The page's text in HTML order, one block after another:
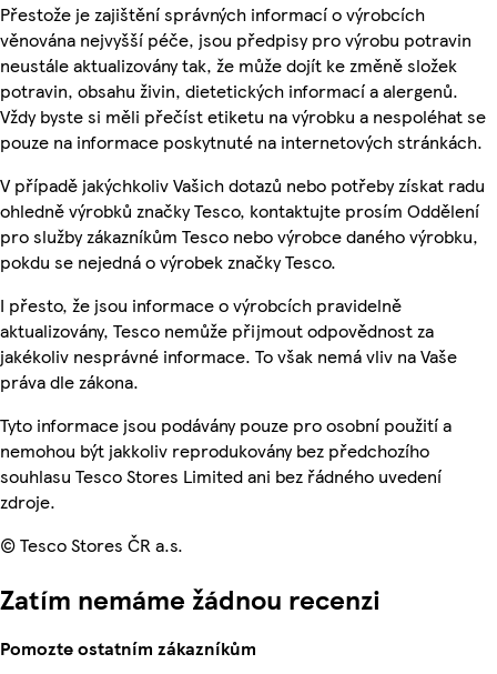
Přestože je zajištění správných informací o výrobcích
věnována nejvyšší péče, jsou předpisy pro výrobu potravin
neustále aktualizovány tak, že může dojít ke změně složek
potravin, obsahu živin, dietetických informací a alergenů.
Vždy byste si měli přečíst etiketu na výrobku a nespoléhat se
pouze na informace poskytnuté na internetových stránkách.
V případě jakýchkoliv Vašich dotazů nebo potřeby získat radu
ohledně výrobků značky Tesco, kontaktujte prosím Oddělení
pro služby zákazníkům Tesco nebo výrobce daného výrobku,
pokdu se nejedná o výrobek značky Tesco.
I přesto, že jsou informace o výrobcích pravidelně
aktualizovány, Tesco nemůže přijmout odpovědnost za
jakékoliv nesprávné informace. To však nemá vliv na Vaše
práva dle zákona.
Tyto informace jsou podávány pouze pro osobní použití a
nemohou být jakkoliv reprodukovány bez předchozího
souhlasu Tesco Stores Limited ani bez řádného uvedení
zdroje.
© Tesco Stores ČR a.s.
Zatím nemáme žádnou recenzi
Pomozte ostatním zákazníkům